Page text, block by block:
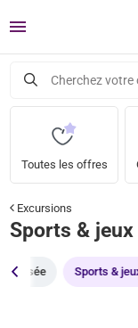
Menu
Cherchez votre
Toutes les offres
Excursions
Sports & jeux
Musée Sports &